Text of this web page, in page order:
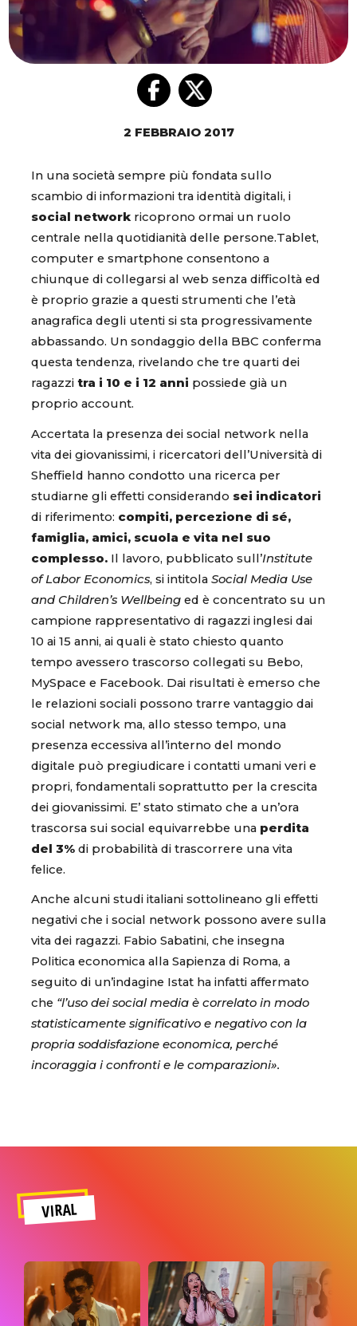
2 FEBBRAIO 2017
In una società sempre più fondata sullo
scambio di informazioni tra identità digitali, i
social networkricoprono ormai un ruolo
centrale nella quotidianità delle persone.Tablet,
computer e smartphone consentono a
chiunque di collegarsi al web senza difficoltà ed
è proprio grazie a questi strumenti che l’età
anagrafica degli utenti si sta progressivamente
abbassando. Un sondaggio della BBC conferma
questa tendenza, rivelando che tre quarti dei
ragazzi tra i 10 e i 12 anni possiede già un
proprio account.
Accertata la presenza dei social network nella
vita dei giovanissimi, i ricercatori dell’Università di
Sheffield hanno condotto una ricerca per
studiarne gli effetti considerando sei indicatori
di riferimento: compiti, percezione di sé,
famiglia, amici, scuola e vita nel suo
complesso. Il lavoro, pubblicato sull’Institute
of Labor Economics, si intitola Social Media Use
and Children’s Wellbeing ed è concentrato su un
campione rappresentativo di ragazzi inglesi dai
10 ai 15 anni, ai quali è stato chiesto quanto
tempo avessero trascorso collegati su Bebo,
MySpace e Facebook. Dai risultati è emerso che
le relazioni sociali possono trarre vantaggio dai
social network ma, allo stesso tempo, una
presenza eccessiva all’interno del mondo
digitale può pregiudicare i contatti umani veri e
propri, fondamentali soprattutto per la crescita
dei giovanissimi. E’ stato stimato che a un’ora
trascorsa sui social equivarrebbe una perdita
del 3% di probabilità di trascorrere una vita
felice.
Anche alcuni studi italiani sottolineano gli effetti
negativi che i social network possono avere sulla
vita dei ragazzi. Fabio Sabatini, che insegna
Politica economica alla Sapienza di Roma, a
seguito di un’indagine Istat ha infatti affermato
che “l’uso dei social media è correlato in modo
statisticamente significativo e negativo con la
propria soddisfazione economica, perché
incoraggia i confronti e le comparazioni».
VIRAL